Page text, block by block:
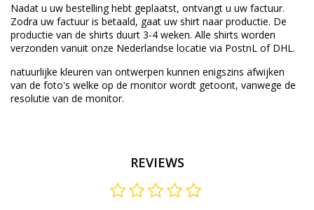
Nadat u uw bestelling hebt geplaatst, ontvangt u uw factuur.
Zodra uw factuur is betaald, gaat uw shirt naar productie. De
productie van de shirts duurt 3-4 weken. Alle shirts worden
verzonden vanuit onze Nederlandse locatie via PostnL of DHL.
natuurlijke kleuren van ontwerpen kunnen enigszins afwijken
van de foto's welke op de monitor wordt getoont, vanwege de
resolutie van de monitor.
REVIEWS